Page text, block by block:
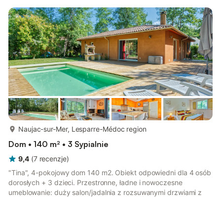
kuchnia (piekarnik, zmywarka do naczyń, 3 płyta indukcyjna,
toster, czajnik elektryczny, kuchenka mikrofalowa, zamrażarka,
ekspres ...
Naujac-sur-Mer, Lesparre-Médoc region
Dom • 140 m² • 3 Sypialnie
9,4 (7 recenzje)
"Tina", 4-pokojowy dom 140 m2. Obiekt odpowiedni dla 4 osób
dorosłych + 3 dzieci. Przestronne, ładne i nowoczesne
umeblowanie: duży salon/jadalnia z rozsuwanymi drzwiami z